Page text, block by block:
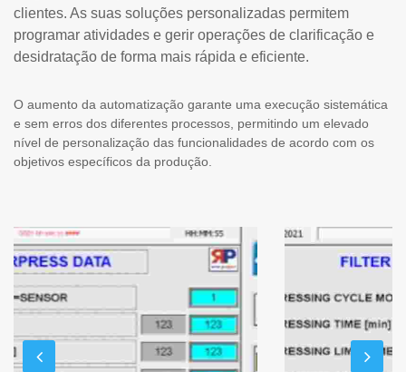
clientes. As suas soluções personalizadas permitem
programar atividades e gerir operações de clarificação e
desidratação de forma mais rápida e eficiente.
O aumento da automatização garante uma execução sistemática
e sem erros dos diferentes processos, permitindo um elevado
nível de personalização das funcionalidades de acordo com os
objetivos específicos da produção.